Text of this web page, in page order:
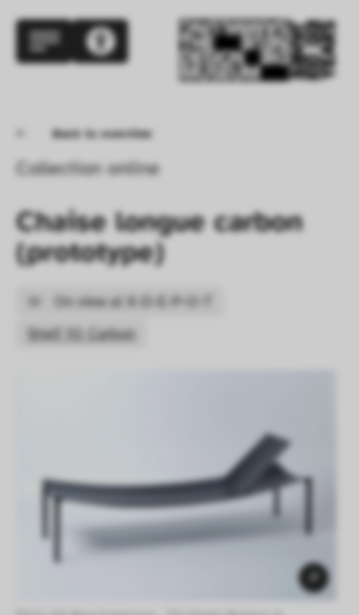
Back to overview
Collection online
Chaise longue carbon
(prototype)
On view at X-D-E-P-O-T
Shelf 10: Carbon